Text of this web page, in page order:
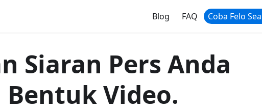
Blog FAQ Coba Felo
Siaran Pers Anda
Video.